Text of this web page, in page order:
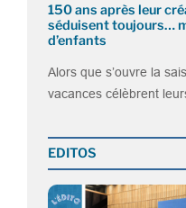
150 ans après leur
séduisent toujours…
d’enfants
Alors que s’ouvre la
vacances célèbrent
EDITOS